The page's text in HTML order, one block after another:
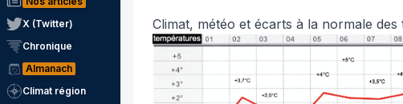
X (Twitter)
Chronique
Almanach
Climat région
Climat, météo et écarts à la normale